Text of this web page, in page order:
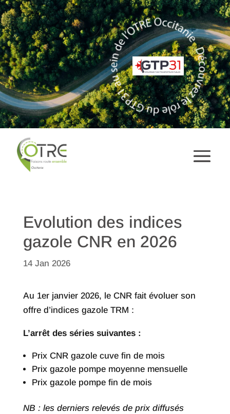
Evolution des indices
gazole CNR en 2026
14 Jan 2026
Au 1er janvier 2026, le CNR fait évoluer son
offre d’indices gazole TRM :
L’arrêt des séries suivantes :
Prix CNR gazole cuve fin de mois
Prix gazole pompe moyenne mensuelle
Prix gazole pompe fin de mois
NB : les derniers relevés de prix diffusés